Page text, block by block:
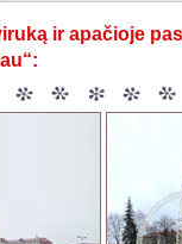
ir apačioje